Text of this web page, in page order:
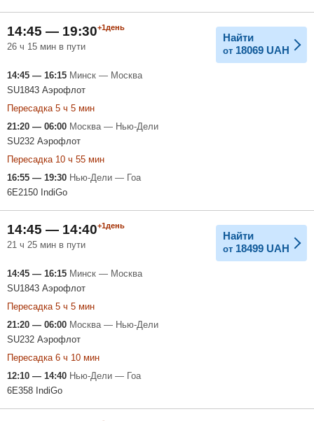
14:45 — 19:30+1день
26 ч 15 мин в пути
Найти
от 18069 UAH
14:45 — 16:15 Минск — Москва
SU1843 Аэрофлот
Пересадка 5 ч 5 мин
21:20 — 06:00 Москва — Нью-Дели
SU232 Аэрофлот
Пересадка 10 ч 55 мин
16:55 — 19:30 Нью-Дели — Гоа
6E2150 IndiGo
14:45 — 14:40+1день
21 ч 25 мин в пути
Найти
от 18499 UAH
14:45 — 16:15 Минск — Москва
SU1843 Аэрофлот
Пересадка 5 ч 5 мин
21:20 — 06:00 Москва — Нью-Дели
SU232 Аэрофлот
Пересадка 6 ч 10 мин
12:10 — 14:40 Нью-Дели — Гоа
6E358 IndiGo